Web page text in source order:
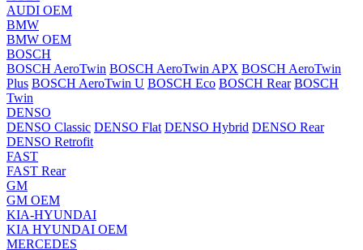
AUDI OEM
BMW
BMW OEM
BOSCH
BOSCH AeroTwin BOSCH AeroTwin APX BOSCH AeroTwin
Plus BOSCH AeroTwin U BOSCH Eco BOSCH Rear BOSCH
Twin
DENSO
DENSO Classic DENSO Flat DENSO Hybrid DENSO Rear
DENSO Retrofit
FAST
FAST Rear
GM
GM OEM
KIA-HYUNDAI
KIA HYUNDAI OEM
MERCEDES